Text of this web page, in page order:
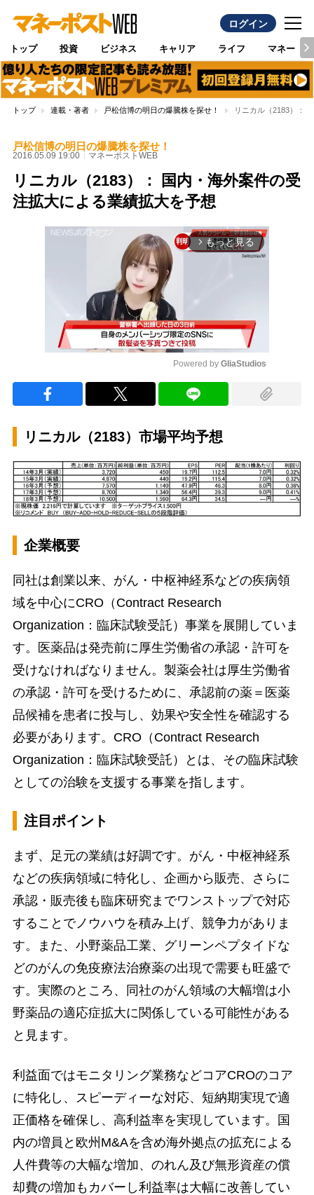
ログイン
トップ 投資 ビジネス キャリア ライフ マネー
トップ 連載・著者 戸松信博の明日の爆騰株を探せ！ リニカル（2183）：
戸松信博の明日の爆騰株を探せ！
2016.05.09 19:00 マネーポストWEB
リニカル（2183）： 国内・海外案件の受
注拡大による業績拡大を予想
arrow_forward_ios もっと見る
Powered by GliaStudios
リニカル（2183）市場平均予想
企業概要
同社は創業以来、がん・中枢神経系などの疾病領
域を中心にCRO（Contract Research
Organization：臨床試験受託）事業を展開していま
す。医薬品は発売前に厚生労働省の承認・許可を
受けなければなりません。製薬会社は厚生労働省
の承認・許可を受けるために、承認前の薬＝医薬
品候補を患者に投与し、効果や安全性を確認する
必要があります。CRO（Contract Research
Organization：臨床試験受託）とは、その臨床試験
としての治験を支援する事業を指します。
注目ポイント
まず、足元の業績は好調です。がん・中枢神経系
などの疾病領域に特化し、企画から販売、さらに
承認・販売後も臨床研究までワンストップで対応
することでノウハウを積み上げ、競争力がありま
す。また、小野薬品工業、グリーンペプタイドな
どのがんの免疫療法治療薬の出現で需要も旺盛で
す。実際のところ、同社のがん領域の大幅増は小
野薬品の適応症拡大に関係している可能性がある
と見ます。
利益面ではモニタリング業務などコアCROのコア
に特化し、スピーディーな対応、短納期実現で適
正価格を確保し、高利益率を実現しています。国
内の増員と欧州M&Aを含め海外拠点の拡充による
人件費等の大幅な増加、のれん及び無形資産の償
却費の増加もカバーし利益率は大幅に改善してい